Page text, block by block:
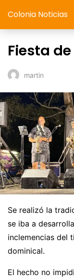
Colonia Noticias
Fiesta
martin
Se realizó la
se iba a
inclemencias del
dominical.
El hecho no